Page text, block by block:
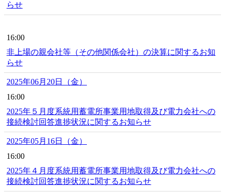
らせ
16:00
非上場の親会社等（その他関係会社）の決算に関するお知
らせ
2025年06月20日（金）
16:00
2025年５月度系統用蓄電所事業用地取得及び電力会社への
接続検討回答進捗状況に関するお知らせ
2025年05月16日（金）
16:00
2025年４月度系統用蓄電所事業用地取得及び電力会社への
接続検討回答進捗状況に関するお知らせ